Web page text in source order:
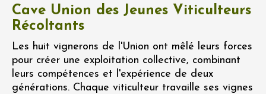
Cave Union des Jeunes Viticulteurs
Récoltants
Les huit vignerons de l'Union ont mêlé leurs forces
pour créer une exploitation collective, combinant
leurs compétences et l'expérience de deux
générations. Chaque viticulteur travaille ses vignes